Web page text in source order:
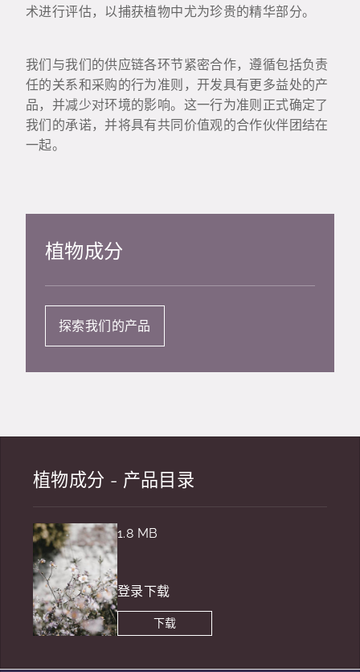
术进行评估，以捕获植物中尤为珍贵的精华部分。
我们与我们的供应链各环节紧密合作，遵循包括负责
任的关系和采购的行为准则，开发具有更多益处的产
品，并减少对环境的影响。这一行为准则正式确定了
我们的承诺，并将具有共同价值观的合作伙伴团结在
一起。
植物成分
探索我们的产品
植物成分 - 产品目录
1.8 MB
登录下载
下载